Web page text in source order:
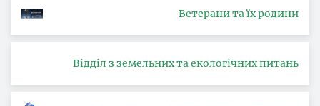
Ветерани та їх родини
Відділ з земельних та екологічних питань